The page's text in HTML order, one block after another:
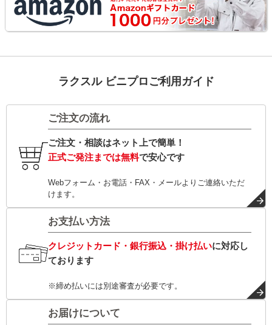
ラクスル ビニプロご利用ガイド
ご注文の流れ
ご注文・相談はネット上で簡単！
正式ご発注までは無料で安心です
Webフォーム・お電話・FAX・メールよりご連絡いただ
けます。
お支払い方法
クレジットカード・銀行振込・掛け払いに対応し
ております
※締め払いには別途審査が必要です。
お届けについて